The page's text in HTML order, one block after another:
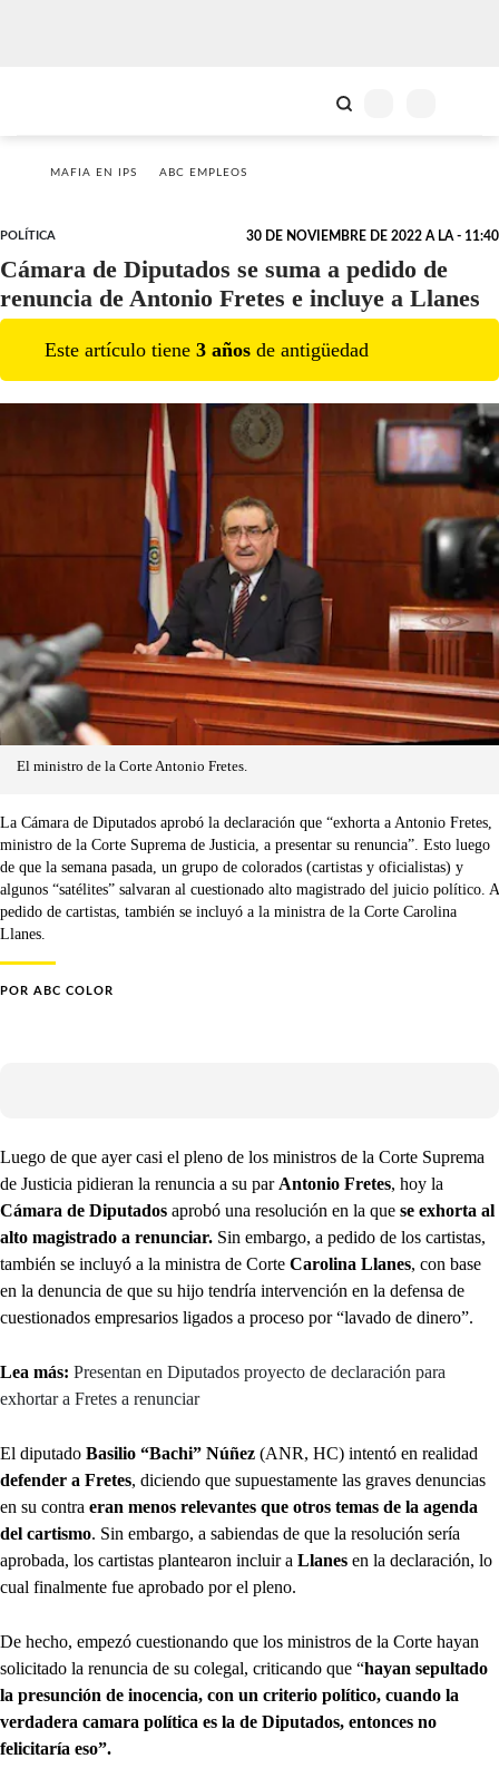
MAFIA EN IPS ABC EMPLEOS
POLÍTICA 30 DE NOVIEMBRE DE 2022 A LA - 11:40
Cámara de Diputados se suma a pedido de
renuncia de Antonio Fretes e incluye a Llanes
Este artículo tiene 3 años de antigüedad
El ministro de la Corte Antonio Fretes.
La Cámara de Diputados aprobó la declaración que “exhorta a Antonio Fretes,
ministro de la Corte Suprema de Justicia, a presentar su renuncia”. Esto luego
de que la semana pasada, un grupo de colorados (cartistas y oficialistas) y
algunos “satélites” salvaran al cuestionado alto magistrado del juicio político. A
pedido de cartistas, también se incluyó a la ministra de la Corte Carolina
Llanes.
POR ABC COLOR
Luego de que ayer casi el pleno de los ministros de la Corte Suprema
de Justicia pidieran la renuncia a su par Antonio Fretes, hoy la
Cámara de Diputados aprobó una resolución en la que se exhorta al
alto magistrado a renunciar. Sin embargo, a pedido de los cartistas,
también se incluyó a la ministra de Corte Carolina Llanes, con base
en la denuncia de que su hijo tendría intervención en la defensa de
cuestionados empresarios ligados a proceso por “lavado de dinero”.
Lea más: Presentan en Diputados proyecto de declaración para
exhortar a Fretes a renunciar
El diputado Basilio “Bachi” Núñez (ANR, HC) intentó en realidad
defender a Fretes, diciendo que supuestamente las graves denuncias
en su contra eran menos relevantes que otros temas de la agenda
del cartismo. Sin embargo, a sabiendas de que la resolución sería
aprobada, los cartistas plantearon incluir a Llanes en la declaración, lo
cual finalmente fue aprobado por el pleno.
De hecho, empezó cuestionando que los ministros de la Corte hayan
solicitado la renuncia de su colegal, criticando que “hayan sepultado
la presunción de inocencia, con un criterio político, cuando la
verdadera camara política es la de Diputados, entonces no
felicitaría eso”.